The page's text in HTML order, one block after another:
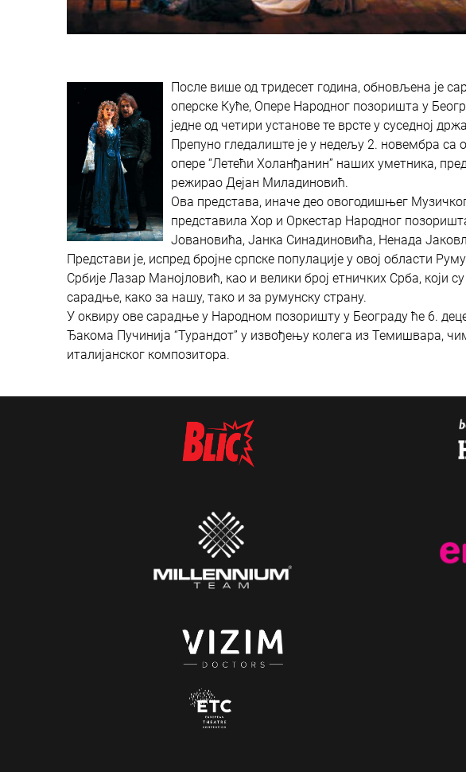
После више од тридесет година, обновљена је
оперске Куће, Опере Народног позоришта у
једне од четири установе те врсте у суседној
Препуно гледалиште је у недељу 2. новембра
опере “Летећи Холанђанин” наших уметника,
режирао Дејан Миладиновић.
Ова представа, иначе део овогодишњег
представила Хор и Оркестар Народног
Јовановића, Јанка Синадиновића, Ненада
Представи је, испред бројне српске популације у овој области
Србије Лазар Манојловић, као и велики број етничких Срба, који
сарадње, како за нашу, тако и за румунску страну.
У оквиру ове сарадње у Народном позоришту у Београду ће 6.
Ђакома Пучинија “Турандот” у извођењу колега из Темишвара,
италијанског композитора.